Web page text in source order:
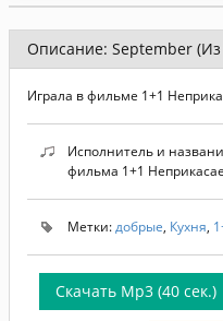
Описание: September
Играла в фильме 1+1
Исполнитель и
фильма 1+1
Метки:добрые, Кухня,
Скачать Mp3 (40 сек.)